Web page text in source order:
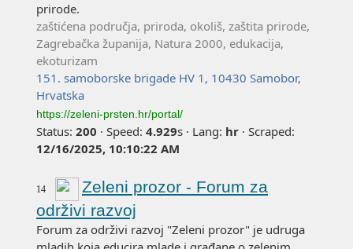
prirode.
zaštićena područja, priroda, okoliš, zaštita prirode,
Zagrebačka županija, Natura 2000, edukacija,
ekoturizam
151. samoborske brigade HV 1, 10430 Samobor,
Hrvatska
https://zeleni-prsten.hr/portal/
Status: 200 · Speed: 4.929s · Lang: hr · Scraped:
12/16/2025, 10:10:22 AM
14
Zeleni prozor - Forum za
održivi razvoj
Forum za održivi razvoj "Zeleni prozor" je udruga